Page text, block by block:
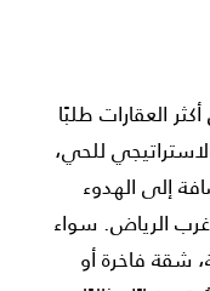
العقارات طلبًا
للحي،
إلى الهدوء
غرب الرياض. سواء
شقة فاخرة أو